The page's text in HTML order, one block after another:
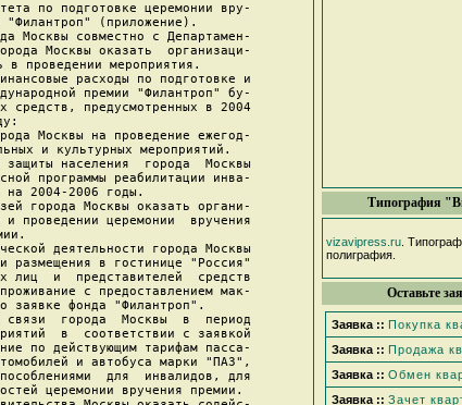
Типография
vizavipress.ru .
полиграфия.
Оставьте
Заявка :: Покупка
Заявка :: Продажа
Заявка :: Обмен
Заявка :: Зачет
по подготовке церемонии вру-
"Филантроп" (приложение).
Москвы совместно с Департамен-
Москвы оказать  организаци-
в проведении мероприятия.
расходы по подготовке и
премии "Филантроп" бу-
средств, предусмотренных в 2004
Москвы на проведение ежегод-
и культурных мероприятий.
населения  города  Москвы
программы реабилитации инва-
на 2004-2006 годы.
города Москвы оказать органи-
и проведении церемонии  вручения
деятельности города Москвы
размещения в гостинице "Россия"
лиц  и  представителей  средств
с предоставлением мак-
заявке фонда "Филантроп".
города  Москвы  в  период
в  соответствии с заявкой
по действующим тарифам пасса-
и автобуса марки "ПАЗ",
для  инвалидов, для
церемонии вручения премии.